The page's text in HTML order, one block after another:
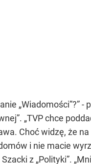
„Wiadomości”?” -
„TVP chce
Choć widzę, że
i nie macie
z „Polityki”.